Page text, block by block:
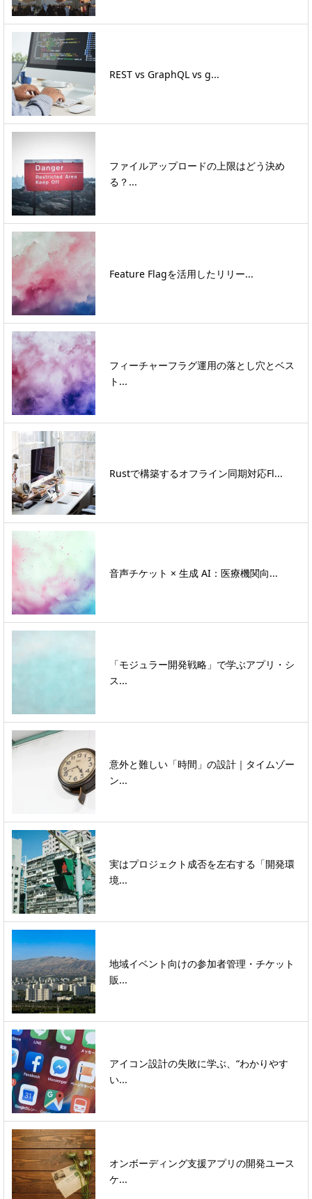
REST vs GraphQL vs g...
ファイルアップロードの上限はどう決め
る？...
Feature Flagを活用したリリー...
フィーチャーフラグ運用の落とし穴とベス
ト...
Rustで構築するオフライン同期対応Fl...
音声チケット × 生成 AI：医療機関向...
「モジュラー開発戦略」で学ぶアプリ・シ
ス...
意外と難しい「時間」の設計｜タイムゾー
ン...
実はプロジェクト成否を左右する「開発環
境...
地域イベント向けの参加者管理・チケット
販...
アイコン設計の失敗に学ぶ、“わかりやす
い...
オンボーディング支援アプリの開発ユース
ケ...